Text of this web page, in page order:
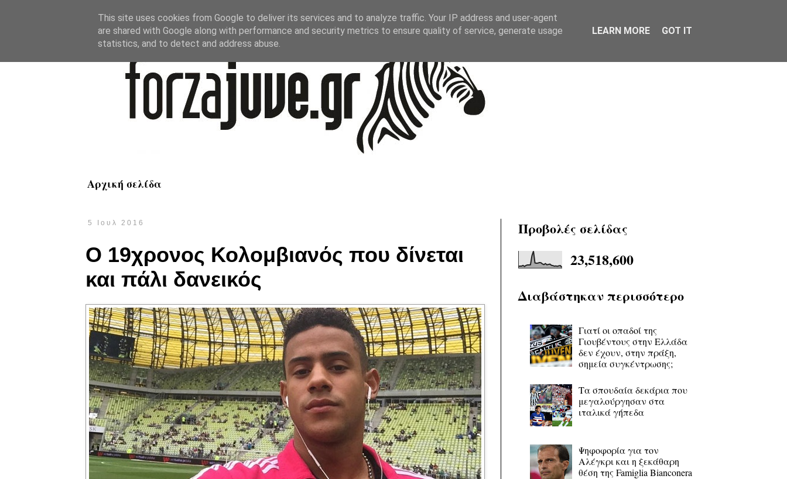
Αρχική σελίδα
5 Ιουλ 2016
Ο 19χρονος Κολομβιανός που δίνεται
και πάλι δανεικός
Προβολές σελίδας
23,518,600
Διαβάστηκαν περισσότερο
Γιατί οι οπαδοί της
Γιουβέντους στην Ελλάδα
δεν έχουν, στην πράξη,
σημεία συγκέντρωσης;
Τα σπουδαία δεκάρια που
μεγαλούργησαν στα
ιταλικά γήπεδα
Ψηφοφορία για τον
Αλέγκρι και η ξεκάθαρη
θέση της Famiglia Bianconera
This site uses cookies from Google to deliver its services and to analyze traffic. Your IP address and user-agent
are shared with Google along with performance and security metrics to ensure quality of service, generate usage
statistics, and to detect and address abuse.
LEARN MORE GOT IT